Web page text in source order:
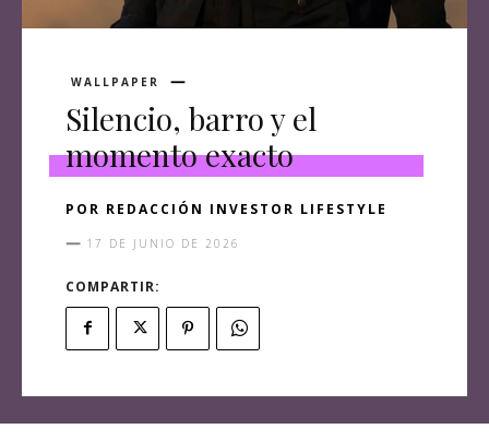
WALLPAPER
Silencio, barro y el
momento exacto
POR REDACCIÓN INVESTOR LIFESTYLE
17 DE JUNIO DE 2026
COMPARTIR: